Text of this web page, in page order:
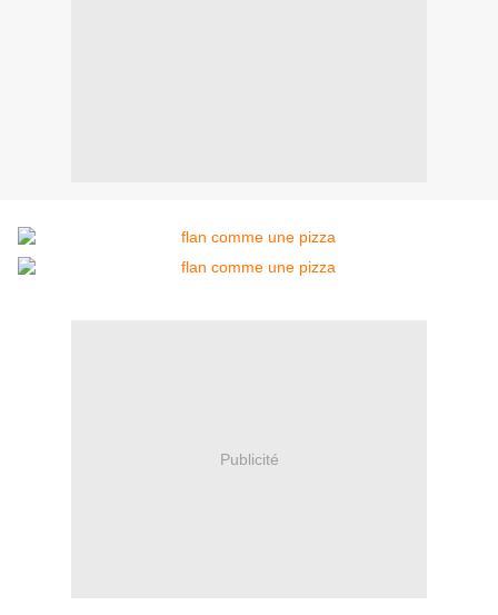
Publicité